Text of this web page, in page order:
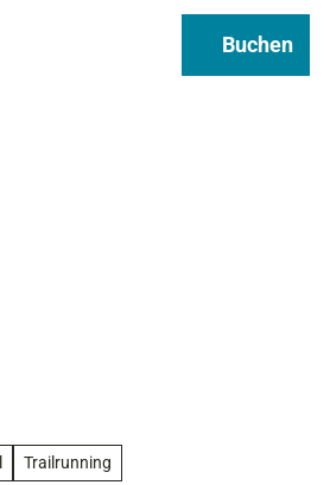
Buchen
Trailrunning